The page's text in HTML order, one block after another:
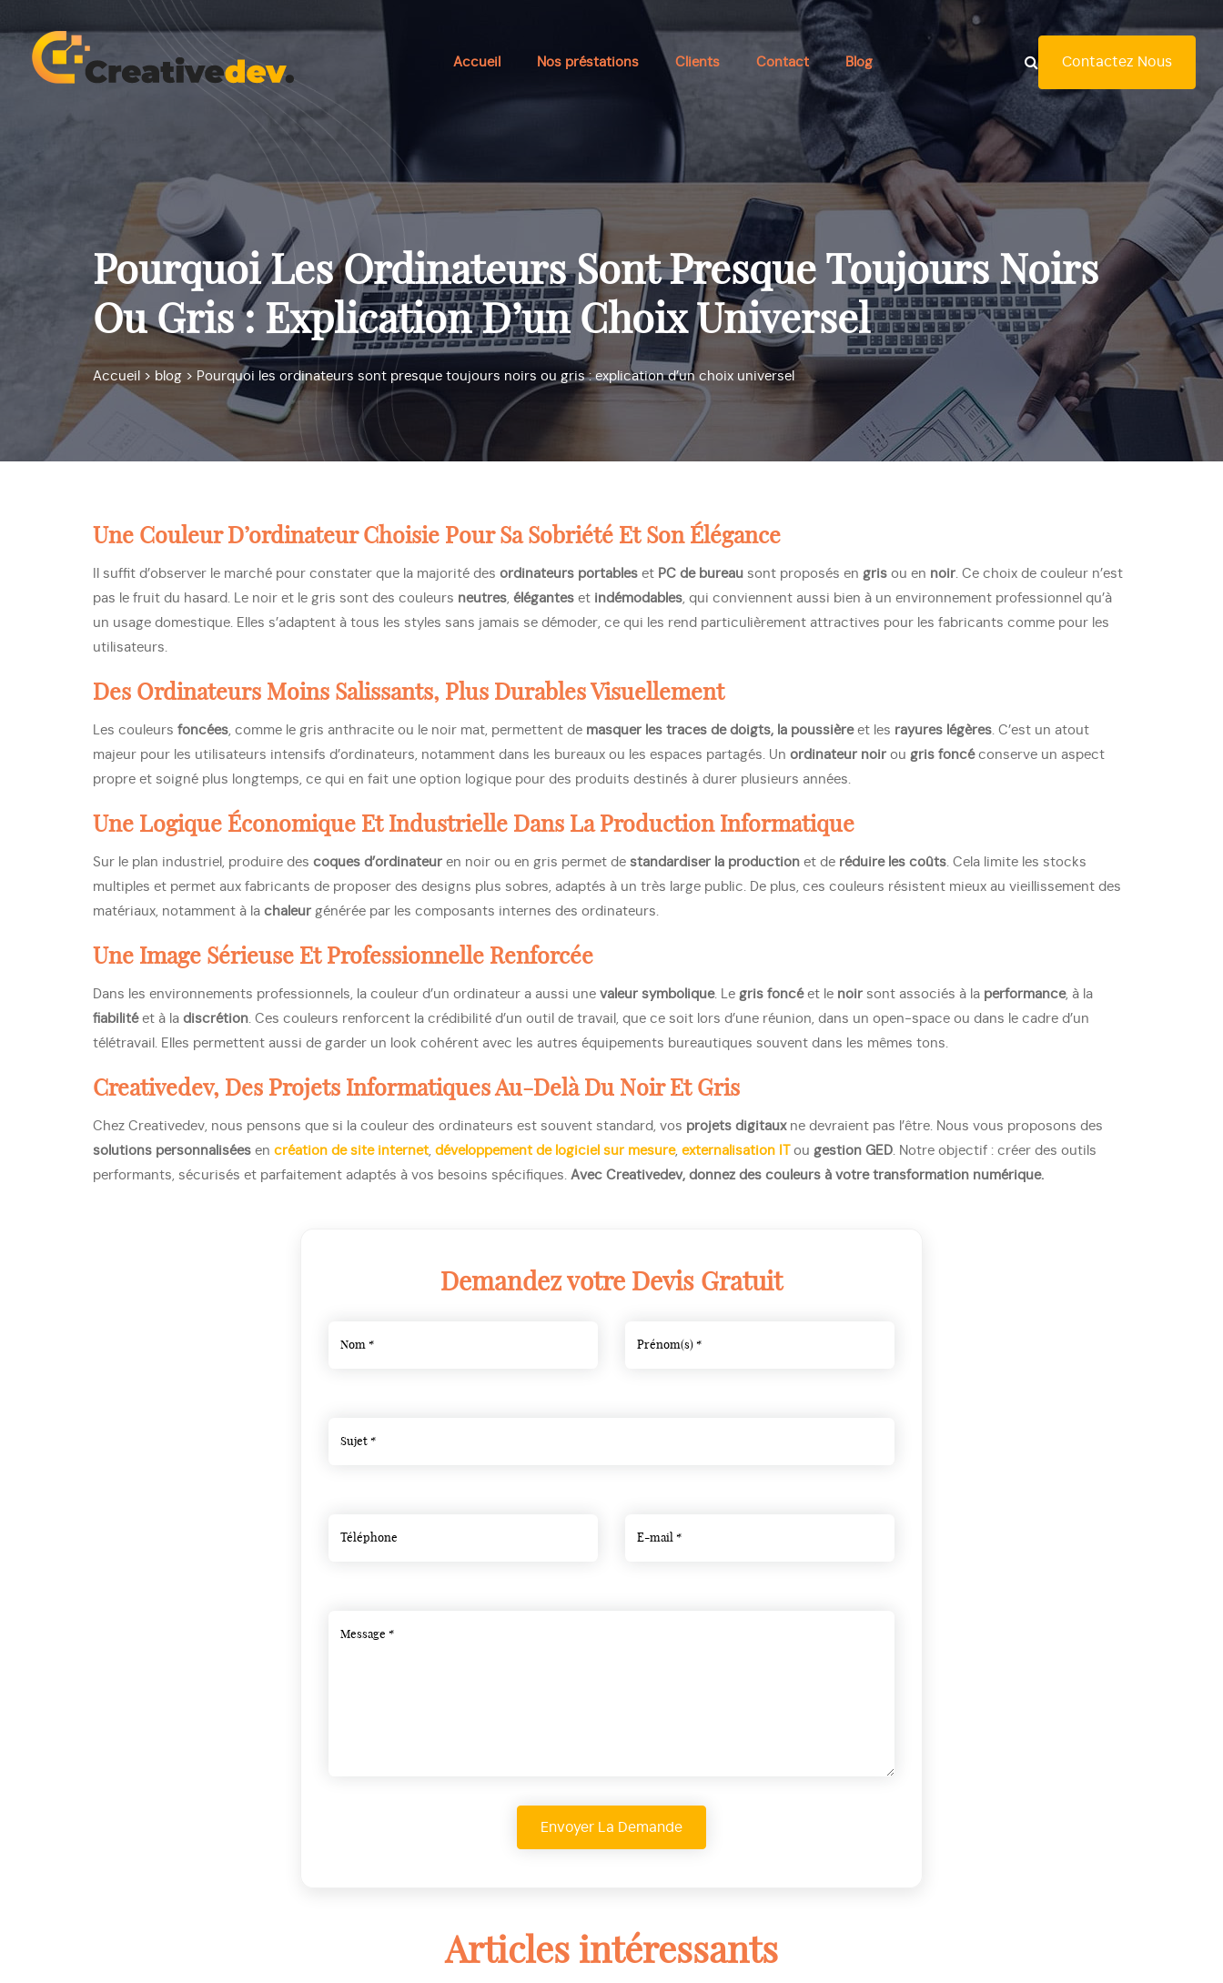
Accueil Nos préstations Clients Contact Blog Contactez Nous
Pourquoi Les Ordinateurs Sont Presque Toujours Noirs
Ou Gris : Explication D’un Choix Universel
Accueil > blog > Pourquoi les ordinateurs sont presque toujours noirs ou gris : explication d’un choix universel
Une Couleur D’ordinateur Choisie Pour Sa Sobriété Et Son Élégance
Il suffit d’observer le marché pour constater que la majorité des ordinateurs portables et PC de bureau sont proposés en gris ou en noir. Ce choix de couleur n’est
pas le fruit du hasard. Le noir et le gris sont des couleurs neutres, élégantes et indémodables, qui conviennent aussi bien à un environnement professionnel qu’à
un usage domestique. Elles s’adaptent à tous les styles sans jamais se démoder, ce qui les rend particulièrement attractives pour les fabricants comme pour les
utilisateurs.
Des Ordinateurs Moins Salissants, Plus Durables Visuellement
Les couleurs foncées, comme le gris anthracite ou le noir mat, permettent de masquer les traces de doigts, la poussièreet les rayures légères. C’est un atout
majeur pour les utilisateurs intensifs d’ordinateurs, notamment dans les bureaux ou les espaces partagés. Un ordinateur noir ou gris foncéconserve un aspect
propre et soigné plus longtemps, ce qui en fait une option logique pour des produits destinés à durer plusieurs années.
Une Logique Économique Et Industrielle Dans La Production Informatique
Sur le plan industriel, produire des coques d’ordinateur en noir ou en gris permet de standardiser la production et de réduire les coûts. Cela limite les stocks
multiples et permet aux fabricants de proposer des designs plus sobres, adaptés à un très large public. De plus, ces couleurs résistent mieux au vieillissement des
matériaux, notamment à la chaleur générée par les composants internes des ordinateurs.
Une Image Sérieuse Et Professionnelle Renforcée
Dans les environnements professionnels, la couleur d’un ordinateur a aussi une valeur symbolique. Le gris foncéet le noir sont associés à la performance, à la
fiabilitéet à la discrétion. Ces couleurs renforcent la crédibilité d’un outil de travail, que ce soit lors d’une réunion, dans un open-space ou dans le cadre d’un
télétravail. Elles permettent aussi de garder un look cohérent avec les autres équipements bureautiques souvent dans les mêmes tons.
Creativedev, Des Projets Informatiques Au-Delà Du Noir Et Gris
Chez Creativedev, nous pensons que si la couleur des ordinateurs est souvent standard, vos projets digitauxne devraient pas l’être. Nous vous proposons des
solutions personnalisées en création de site internet, développement de logiciel sur mesure, externalisation IT ou gestion GED. Notre objectif : créer des outils
performants, sécurisés et parfaitement adaptés à vos besoins spécifiques. Avec Creativedev, donnez des couleurs à votre transformation numérique.
Demandez votre Devis Gratuit
Articles intéressants